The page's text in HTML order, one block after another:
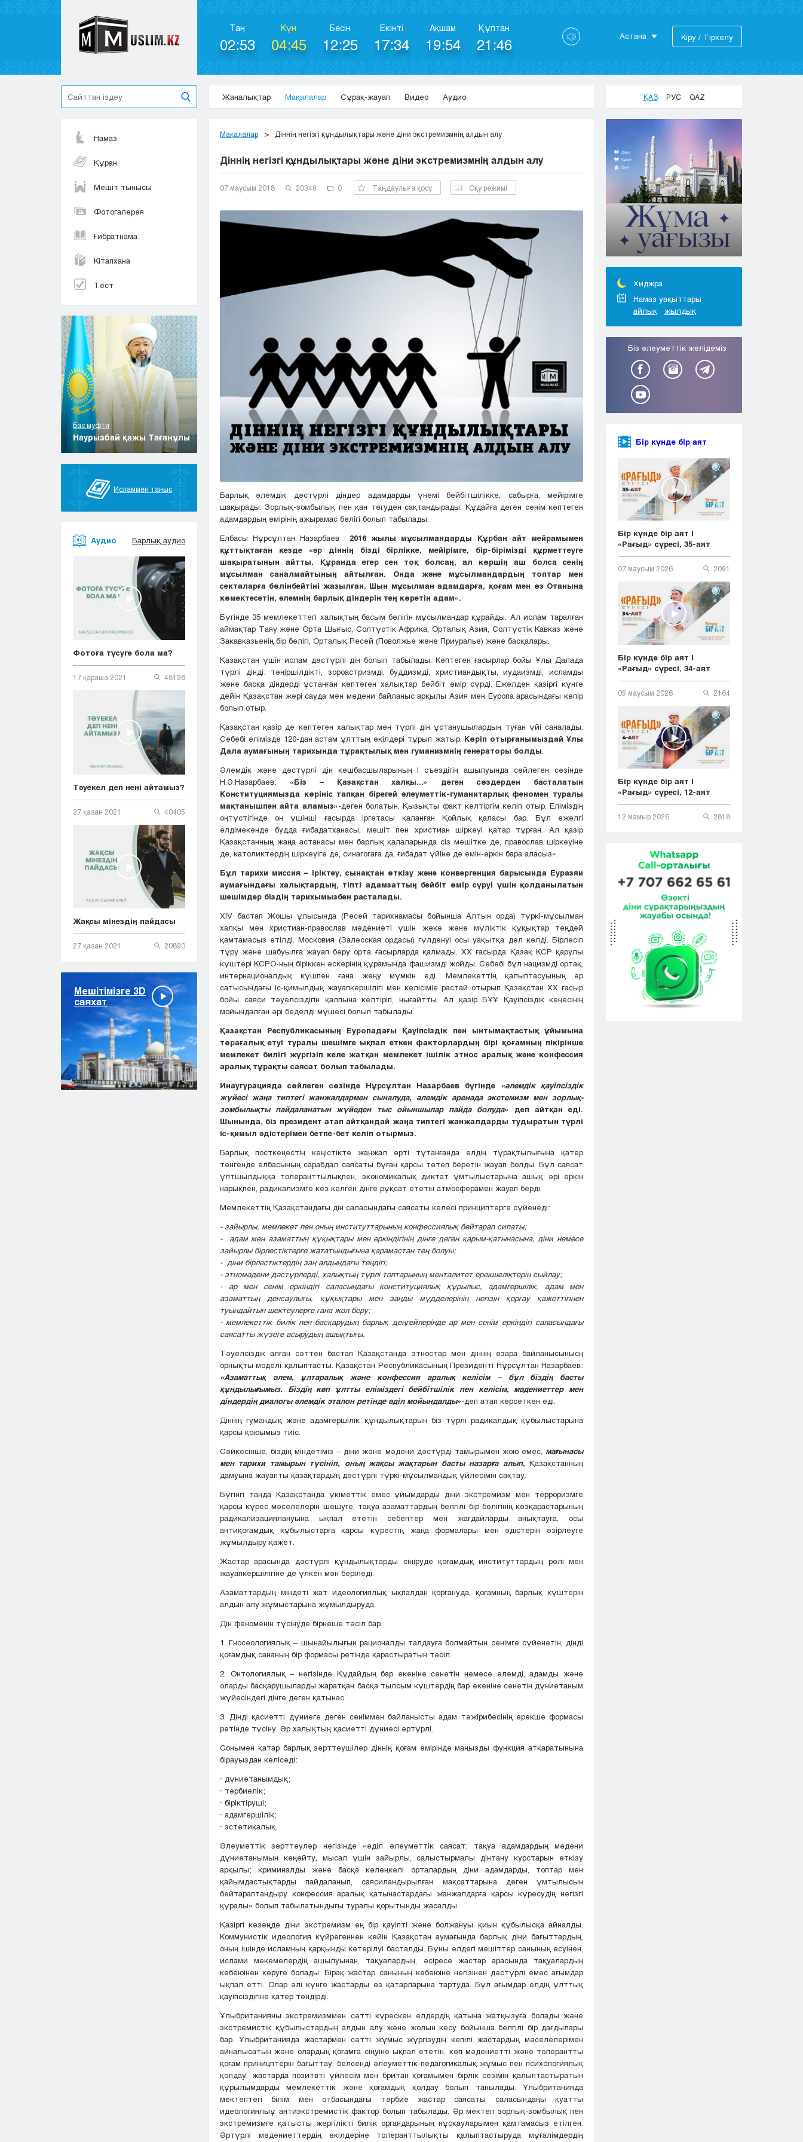
Таң
02:53
Күн
04:45
Бесін
12:25
Екінті
17:34
Ақшам
19:54
Құптан
21:46 Астана
Актобе
Караганда
Кокшетау
Костанай
Кызылорда
Павлодар
Петропавловск
Семей
Талдыкорган
Тараз
Туркестан
Уральск
Усть-Каменогорск
Шымкент
Кіру / Тіркелу
Жаңалықтар Мақалалар Сұрақ-жауап Видео Аудио ҚАЗ РУС QAZ
Намаз
Құран
Мешіт тынысы
Фотогалерея
Ғибратнама
Кітапхана
Тест
Бас муфти
Наурызбай қажы Тағанұлы
Исламмен таныс
Аудио Барлық аудио
Фотоға түсуге бола ма?
17 қараша 2021 48138
Тәуекел деп нені айтамыз?
27 қазан 2021 40405
Жақсы мінездің пайдасы
27 қазан 2021 20890
Мешітімізге 3D
саяхат
Мақалалар Діннің негізгі құндылықтары және діни экстремизмнің алдын алу
Діннің негізгі құндылықтары және діни экстремизмнің алдын алу
07 маусым 2018 20349 0 Таңдаулыға қосу Оқу режимі
Барлық әлемдік дәстүрлі діндер адамдарды үнемі бейбітшілікке, сабырға, мейірімге
шақырады. Зорлық-зомбылық пен қан төгуден сақтандырады. Құдайға деген сенім көптеген
адамдардың өмірінің ажырамас бөлігі болып табылады.
Елбасы Нұрсұлтан Назарбаев
2016 жылы мұсылмандарды Құрбан айт мейрамымен
құттықтаған кезде «әр діннің бізді бірлікке, мейірімге, бір-бірімізді құрметтеуге
шақыратынын айтты. Құранда егер сен тоқ болсаң, ал көршің аш болса сенің
мұсылман саналмайтының айтылған. Онда және мұсылмандардың топтар мен
секталарға бөлінбейтіні жазылған. Шын мұсылман адамдарға, қоғам мен өз Отанына
көмектесетін, әлемнің барлық діндерін тең көретін адам».
Бүгінде 35 мемлекеттегі халықтың басым бөлігін мұсылмандар құрайды. Ал ислам таралған
аймақтар Таяу және Орта Шығыс, Солтүстік Африка, Орталық Азия, Солтүстік Кавказ және
Закавказьенің бір бөлігі, Орталық Ресей (Поволжье және Приуралье) және басқалары.
Қазақстан үшін ислам дәстүрлі дін болып табылады. Көптеген ғасырлар бойы Ұлы Далада
түрлі дінді: тәңіршілдікті, зороастризмді, буддизмді, христиандықты, иудаизмді, исламды
және басқа діндерді ұстанған көптеген халықтар бейбіт өмір сүрді. Ежелден қазіргі күнге
дейін Қазақстан жері сауда мен мәдени байланыс арқылы Азия мен Еуропа арасындағы көпір
болып отыр.
Қазақстан қазір де көптеген халықтар мен түрлі дін ұстанушылардың туған үйі саналады.
Себебі елімізде 120-дан астам ұлттың өкілдері тұрып жатыр. Көріп отырғанымыздай Ұлы
Дала аумағының тарихында тұрақтылық мен гуманизмнің генераторы болды
Әлемдік және дәстүрлі дін көшбасшыларының І съездігің ашылуында сөйлеген сөзінде
Н.Ә.Назарбаев: «Біз – Қазақстан халқы...» деген сөздерден басталатын
Конституциямызда көрініс тапқан бірегей әлеуметтік-гуманитарлық феномен туралы
мақтанышпен айта аламыз»-деген болатын. Қызықты факт келтіргім келіп отыр. Еліміздің
оңтүстігінде он үшінші ғасырда іргетасы қаланған Қойлық қаласы бар. Бұл ежелгі
елдімекенде будда ғибадатханасы, мешіт пен христиан шіркеуі қатар тұрған. Ал қазір
Қазақстанның жаңа астанасы мен барлық қалаларында сіз мешітке де, православ шіркеуіне
де, католиктердің шіркеуіге де, синагогаға да, ғибадат үйіне де емін-еркін бара аласыз».
Бұл тарихи миссия – іріктеу, сынақтан өткізу және конвергенция барысында Еуразяи
аумағындағы халықтардың, тіпті адамзаттың бейбіт өмір сүруі үшін қолданылатын
шешімдер біздің тарихымызбен расталады.
ХIV бастап Жошы ұлысында (Ресей тарихнамасы бойынша Алтын орда) түркі-мұсылман
халқы мен христиан-православ мәдениеті үшін жеке және мүліктік құқықтар теңдей
қамтамасыз етілді. Московия (Залесская ордасы) гүлденуі осы уақытқа дәл келді. Бірлесіп
тұру және шабуылға жауап беру орта ғасырларда қалмады. ХХ ғасырда Қазақ КСР қарулы
күштері КСРО-ның біріккен әскерінің құрамында фашизмді жойды. Себебі бұл нацизмді ортақ,
интернационалдық күшпен ғана жеңу мүмкін еді. Мемлекеттің қалыптасуының әр
сатысындағы іс-қимылдың жауапкершілігі мен келісіміе растай отырып Қазақстан ХХ ғасыр
бойы саяси тәуелсіздігін қалпына келтіріп, нығайтты. Ал қазір БҰҰ Қауіпсіздік кеңесінің
мойындалған әрі беделді мүшесі болып табылады.
Қазақстан Республикасының Еуропадағы Қауіпсіздік пен ынтымақтастық ұйымына
төрағалық етуі туралы шешімге ықпал еткен факторлардың бірі қоғамның пікірінше
мемлекет билігі жүргізіп келе жатқан мемлекет ішілік этнос аралық және конфессия
аралық тұрақты саясат болып табылады.
Инаугурацияда сөйлеген сөзінде Нұрсұлтан Назарбаев бүгінде
«әлемдік қауіпсіздік
жүйесі жаңа типтегі жанжалдармен сыналуда, әлемдік аренада экстемизм мен зорлық-
зомбылықты пайдаланатын жүйеден тыс ойыншылар пайда болуда» деп айтқан еді.
Шынында, біз президент атап айтқандай жаңа типтегі жанжалдарды тудыратын түрлі
іс-қимыл әдістерімен бетпе-бет келіп отырмыз.
Барлық посткеңестің кеңістікте жанжал өрті тұтанғанда елдің тұрақтылығына қатер
төнгенде елбасының сарабдал саясаты бұған қарсы төтеп беретін жауап болды. Бұл саясат
ұлтшылдыққа толеранттылықпен, экономикалық диктат ұмтылыстарына ашық әрі еркін
нарықпен, радикализмге кез келген дінге рұқсат ететін атмосферамен жауап берді.
Мемлекеттің Қазақстандағы дін саласындағы саясаты келесі принциптерге сүйенеді:
- зайырлы, мемлекет пен оның институттарының конфессиялық бейтарап сипаты;
- адам мен азаматтың құқықтары мен еркіндігінің дінге деген қарым-қатынасына, діни немесе
зайырлы бірлестіктерге жататындығына қарамастан тең болуы;
- діни бірлестіктердің заң алдындағы теңдігі;
- этномәдени дәстүрлерді, халықтың түрлі топтарының менталитет ерекшеліктерін сыйлау;
- ар мен сенім еркіндігі саласындағы конституциялық құрылыс, адамгершілік, адам мен
азаматтың денсаулығы, құқықтары мен заңды мүдделерінің негізін қорғау қажеттігінен
туындайтын шектеулерге ғана жол беру;
- мемлекеттік билік пен басқарудың барлық деңгейлерінде ар мен сенім еркіндігі саласындағы
саясатты жүзеге асырудың ашықтығы.
Тәуелсіздік алған сәттен бастап Қазақстанда этностар мен діннің өзара байланысынысң
орнықты моделі қалыптасты. Қазақстан Республикасының Президенті Нұрсұлтан Назарбаев:
«Азаматтық әлем, ұлтаралық және конфессия аралық келісім – бұл біздің басты
құндылығымыз. Біздің көп ұлтты еліміздегі бейбітшілік пен келісім, мәдениеттер мен
діндердің диалогы әлемдік эталон ретінде әділ мойындалды»-деп атап көрсеткен еді.
Діннің гумандық және адамгершілік құндылықтарын біз түрлі радикалдық құбылыстарына
қарсы қоюымыз тиіс.
Сәйкесінше, біздің міндетіміз – діни және мәдени дәстүрді тамырымен жою емес, мағынасы
мен тарихи тамырын түсініп, оның жақсы жақтарын басты назарға алып, Қазақстанның
дамуына жауапты қазақтардың дәстүрлі түркі-мұсылмандық үйлесімін сақтау.
Бүгінгі таңда Қазақстанда үкіметтік емес ұйымдарды діни экстремизм мен терроризмге
қарсы күрес мәселелерін шешуге, тақуа азаматтардың белгілі бір бөлігінің көзқарастарының
радикализациялануына ықпал ететін себептер мен жағдайларды анықтауға, осы
антиқоғамдық құбылыстарға қарсы күрестің жаңа формалары мен әдістерін әзірлеуге
жұмылдыру қажет.
Жастар арасында дәстүрлі құндылықтарды сіңіруде қоғамдық институттардың рөлі мен
жауапкершілігіне де үлкен мән беріледі.
Азаматтардың міндеті жат идеологиялық ықпалдан қорғануда, қоғамның барлық күштерін
алдын алу жұмыстарына жұмылдыруда.
Дін феноменін түсінуде бірнеше тәсіл бар.
1. Гносеологиялық – шынайылығын рационалды талдауға болмайтын сенімге сүйенетін, дінді
қоғамдық сананың бір формасы ретінде қарастыратын тәсіл.
2. Онтологиялық – негізінде Құдайдың бар екеніне сенетін немесе әлемді, адамды және
оларды басқарушыларды жаратқан басқа тылсым күштердің бар екеніне сенетін дүниетаным
жүйесіндегі дінге деген қатынас.
3. Дінді қасиетті дүниеге деген сеніммен байланысты адам тәжірибесінің ерекше формасы
ретінде түсіну. Әр халықтың қасиетті дүниесі әртүрлі.
Сонымен қатар барлық зерттеушілер діннің қоғам өмірінде маңызды функция атқаратынына
бірауыздан келіседі:
· дүниетанымдық;
· тәрбиелік;
· біріктіруші;
· адамгершілік;
· эстетикалық.
Әлеуметтік зерттеулер негізінде «әділ әлеуметтік саясат; тақуа адамдардың мәдени
дүниетанымын кеңейту, мысал үшін зайырлы, салыстырмалы дінтану курстарын өткізу
арқылы; криминалды және басқа көлеңкелі орталардың діни адамдарды, топтар мен
қайымдастықтарды пайдаланып, саясиландырылған мақсаттарына деген ұмтылысын
бейтараптандыру конфессия аралық қатынастардағы жанжалдарға қарсы күресудің негізгі
құралы» болып табылатындығы туралы қорытынды жасалды.
Қазіргі кезеңде діни экстремизм ең бір қауіпті және болжануы қиын құбылысқа айналды.
Коммунистік идеология күйрегеннен кейін Қазақстан аумағында барлық діни бағыттардың,
оның ішінде исламның қарқынды көтерілуі басталды. Бұны елдегі мешіттер санының өсуінен,
ислами мекемелердің ашылуынан, тақуалардың, әсіресе жастар арасында тақуалардың
көбеюінен көруге болады. Бірақ жастар санының көбеюіне негізінен дәстүрлі емес ағымдар
ықпал етті. Олар әлі күнге жастарды өз қатарларына тартуда. Бұл ағымдар елдің ұлттық
қауіпсіздігіне қатер төндірді.
Ұлыбританияны экстремизммен сәтті күрескен елдердің қатына жатқызуға болады және
экстремистік құбылыстардың алдын алу және жолын кесу бойынша белгілі бір дағдылары
бар. Ұлыбританияда жастармен сәтті жұмыс жүргізудің кепілі жастардың мәселелерімен
айналысатын және олардың қоғамға сіңуіне ықпал ететін, көп мәдениетті және толерантты
қоғам приницптерін бағыттау, белсенді әлеуметтік-педагогикалық жұмыс пен психологиялық
қолдау, жастарда позитвті үйлесім мен британ қоғамымен бірлік сезімін қалыптастыратын
құрылымдарды мемлекеттік және қоғамдық қолдау болып танылады. Ұлыбританияда
мектептегі білім мен отбасындағы тәрбие жастар саясаты саласындаңы қуатты
идеологиялыұ антиэкстремистік фактор болып табылады. Әр мектеп зорлық-зомбылық пен
экстремизмге қатысты жергілікті билік органдарының нұсқауларымен қамтамасыз етілген.
Әртүрлі мәдениеттердің өкілдеріне толеранттылықты қалыптастыруда мұғалімдердің
Хиджра
Намаз уақыттары
айлық
жылдық
Біз әлеуметтік желідеміз
Бір күнде бір аят
Бір күнде бір аят |
«Рағыд» сүресі, 35-аят
07 маусым 2026 2091
Бір күнде бір аят |
«Рағыд» сүресі, 34-аят
05 маусым 2026 2164
Бір күнде бір аят |
«Рағыд» сүресі, 12-аят
12 мамыр 2026 2818